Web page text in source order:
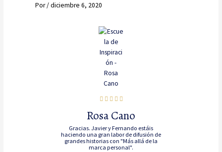
Por/diciembre 6, 2020
Rosa Cano
Gracias. Javier y Fernando estáis
haciendo una gran labor de difusión de
grandes historias con "Más allá de la
marca personal".